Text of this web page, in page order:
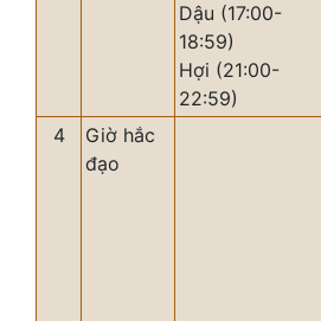
Dậu (17:00-
18:59)
Hợi (21:00-
22:59)
4
Giờ hắc
đạo